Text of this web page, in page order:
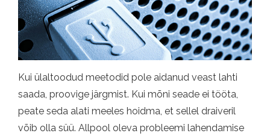
Kui ülaltoodud meetodid pole aidanud veast lahti
saada, proovige järgmist. Kui mõni seade ei tööta,
peate seda alati meeles hoidma, et sellel draiveril
võib olla süü. Allpool oleva probleemi lahendamise